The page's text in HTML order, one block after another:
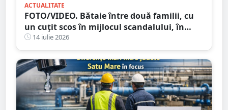
ACTUALITATE
FOTO/VIDEO. Bătaie între două familii, cu
un cuțit scos în mijlocul scandalului, în
Satu Mare. 400 de persoane la fața locului
14 iulie 2026